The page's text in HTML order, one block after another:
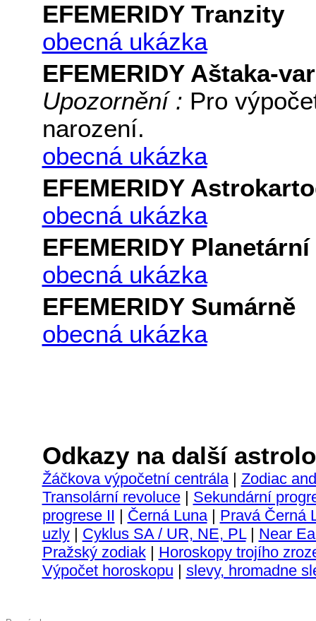
EFEMERIDY Tranzity
obecná ukázka
EFEMERIDY Aštaka-
Upozornění : Pro
narození.
obecná ukázka
EFEMERIDY
obecná ukázka
EFEMERIDY Planetární
obecná ukázka
EFEMERIDY Sumárně
obecná ukázka
Odkazy na další
Žáčkova výpočetní centrála| Zodiac
Transolární revoluce| Sekundární
progrese II | Černá Luna| Pravá Černá
uzly| Cyklus SA / UR, NE, PL| Near
Pražský zodiak| Horoskopy trojího
Výpočet horoskopu | slevy, hromadne